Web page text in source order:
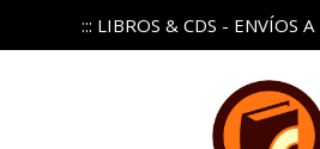
::: LIBROS & CDS - ENVÍOS